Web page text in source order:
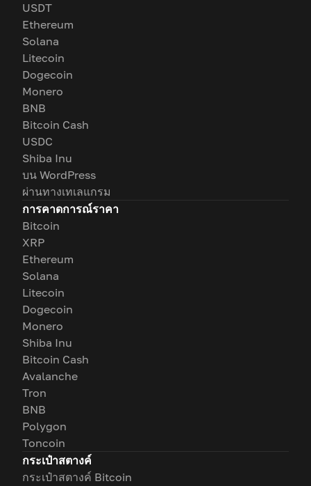
USDT
Ethereum
Solana
Litecoin
Dogecoin
Monero
BNB
Bitcoin Cash
USDC
Shiba Inu
บน WordPress
ผ่านทางเทเลแกรม
การคาดการณ์ราคา
Bitcoin
XRP
Ethereum
Solana
Litecoin
Dogecoin
Monero
Shiba Inu
Bitcoin Cash
Avalanche
Tron
BNB
Polygon
Toncoin
กระเป๋าสตางค์
กระเป๋าสตางค์ Bitcoin